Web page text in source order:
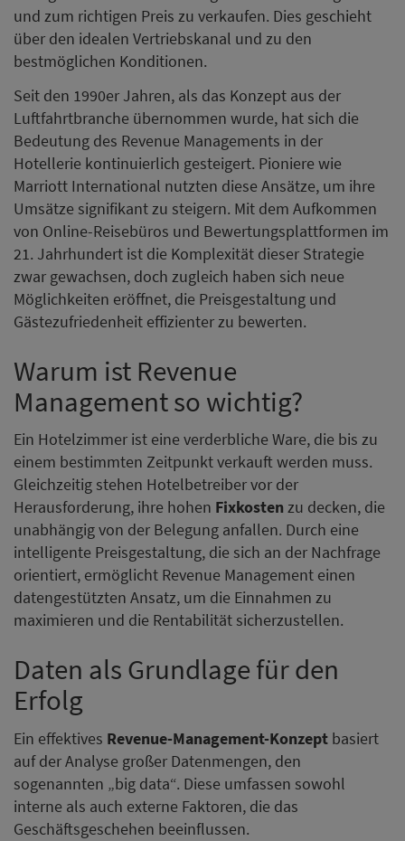
und zum richtigen Preis zu verkaufen. Dies geschieht
über den idealen Vertriebskanal und zu den
bestmöglichen Konditionen.
Seit den 1990er Jahren, als das Konzept aus der
Luftfahrtbranche übernommen wurde, hat sich die
Bedeutung des Revenue Managements in der
Hotellerie kontinuierlich gesteigert. Pioniere wie
Marriott International nutzten diese Ansätze, um ihre
Umsätze signifikant zu steigern. Mit dem Aufkommen
von Online-Reisebüros und Bewertungsplattformen im
21. Jahrhundert ist die Komplexität dieser Strategie
zwar gewachsen, doch zugleich haben sich neue
Möglichkeiten eröffnet, die Preisgestaltung und
Gästezufriedenheit effizienter zu bewerten.
Warum ist Revenue
Management so wichtig?
Ein Hotelzimmer ist eine verderbliche Ware, die bis zu
einem bestimmten Zeitpunkt verkauft werden muss.
Gleichzeitig stehen Hotelbetreiber vor der
Herausforderung, ihre hohen Fixkosten zu decken, die
unabhängig von der Belegung anfallen. Durch eine
intelligente Preisgestaltung, die sich an der Nachfrage
orientiert, ermöglicht Revenue Management einen
datengestützten Ansatz, um die Einnahmen zu
maximieren und die Rentabilität sicherzustellen.
Daten als Grundlage für den
Erfolg
Ein effektives Revenue-Management-Konzept basiert
auf der Analyse großer Datenmengen, den
sogenannten „big data“. Diese umfassen sowohl
interne als auch externe Faktoren, die das
Geschäftsgeschehen beeinflussen.